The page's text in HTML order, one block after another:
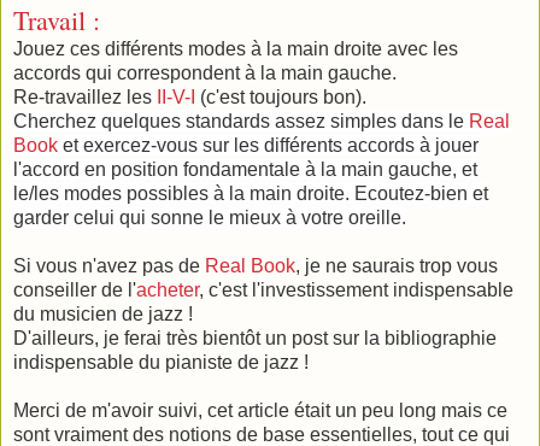
Travail :
Jouez ces différents modes à la main droite avec les
accords qui correspondent à la main gauche.
Re-travaillez les
II-V-I (c'est toujours bon).
Cherchez quelques standards assez simples dans le Real
Book et exercez-vous sur les différents accords à jouer
l'accord en position fondamentale à la main gauche, et
le/les modes possibles à la main droite. Ecoutez-bien et
garder celui qui sonne le mieux à votre oreille.
Si vous n'avez pas de Real Book, je ne saurais trop vous
conseiller de l'acheter, c'est l'investissement indispensable
du musicien de jazz !
D'ailleurs, je ferai très bientôt un post sur la bibliographie
indispensable du pianiste de jazz !
Merci de m'avoir suivi, cet article était un peu long mais ce
sont vraiment des notions de base essentielles, tout ce qui